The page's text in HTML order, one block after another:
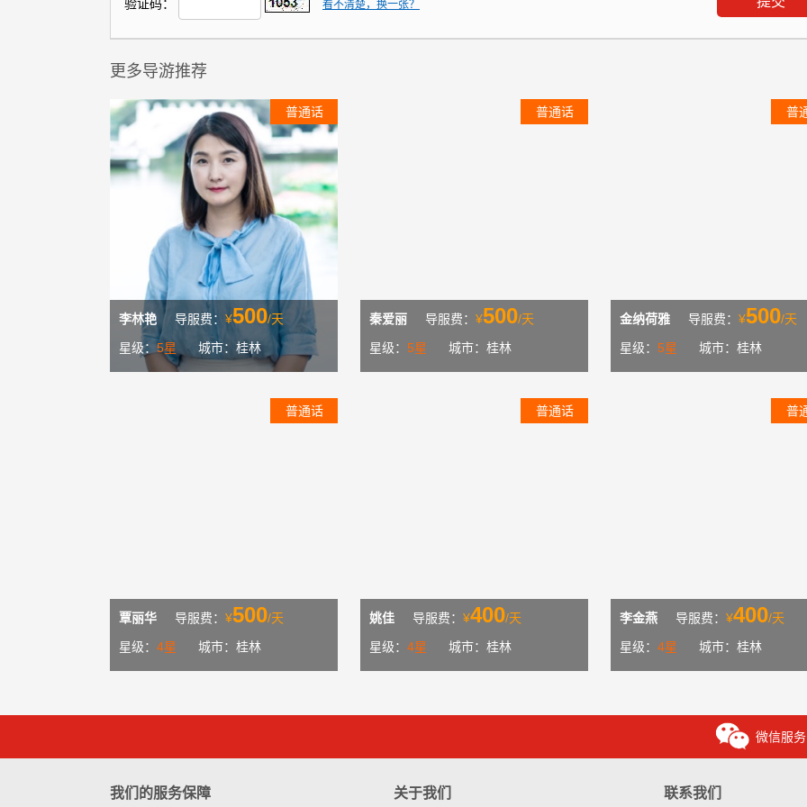
验证码： 看不清楚，换一张？
更多导游推荐
普通话
李林艳 导服费： ¥500/天
星级： 5星 城市：桂林
普通话
秦爱丽 导服费： ¥500/天
星级： 5星 城市：桂林
普
金纳荷雅 导服费： ¥500/天
星级： 5星 城市：桂林
普通话
覃丽华 导服费： ¥500/天
星级： 4星 城市：桂林
普通话
姚佳 导服费： ¥400/天
星级： 4星 城市：桂林
普
李金燕 导服费： ¥400/天
星级： 4星 城市：桂林
微信服务
我们的服务保障 关于我们 联系我们